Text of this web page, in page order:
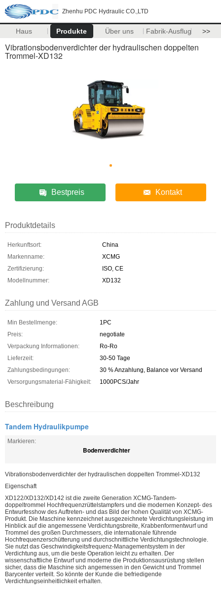
Zhenhu PDC Hydraulic CO.,LTD
Haus Produkte Über uns Fabrik-Ausflug >>
Vibrationsbodenverdichter der hydraulischen doppelten
Trommel-XD132
Bestpreis Kontakt
Produktdetails
Herkunftsort:
China
Markenname:
XCMG
Zertifizierung:
ISO, CE
Modellnummer:
XD132
Zahlung und Versand AGB
Min Bestellmenge:
1PC
Preis:
negotiate
Verpackung Informationen:
Ro-Ro
Lieferzeit:
30-50 Tage
Zahlungsbedingungen:
30 % Anzahlung, Balance vor Versand
Versorgungsmaterial-Fähigkeit:
1000PCS/Jahr
Beschreibung
Tandem Hydraulikpumpe
Markieren:
Bodenverdichter
Vibrationsbodenverdichter der hydraulischen doppelten Trommel-XD132
Eigenschaft
XD122/XD132/XD142 ist die zweite Generation XCMG-Tandem-
doppeltrommel Hochfrequenzrüttelstampfers und die modernen Konzept- des
Entwurfesshow des Auftreten- und das Bild der hohen Qualität von XCMG-
Produkt. Die Maschine kennzeichnet ausgezeichnete Verdichtungsleistung im
Hinblick auf die angemessene Verdichtungsbreite, Krabbenformentwurf und
Trommel des großen Durchmessers, die internationale führende
Hochfrequenzerschütterung und durchschnittliche Verdichtungstechnologie.
Sie nutzt das Geschwindigkeitsfrequenz-Managementsystem in der
Verdichtung aus, um die beste Operation leicht zu erhalten. Der
wissenschaftliche Entwurf und moderne die Produktionsausrüstung stellen
sicher, dass die Maschine sich angemessen in den Gewicht und Trommel
Barycenter verteilt. So könnte der Kunde die befriedigende
Verdichtungseinheitlichkeit erhalten.